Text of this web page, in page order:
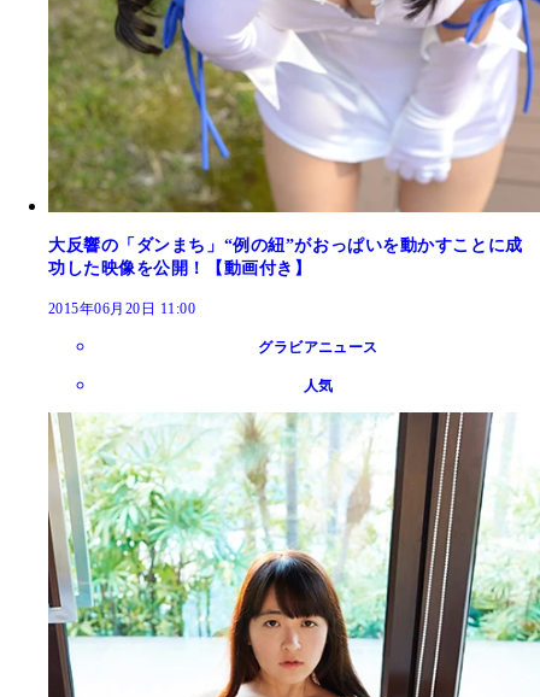
大反響の「ダンまち」“例の紐”がおっぱいを動かすことに成
功した映像を公開！【動画付き】
2015年06月20日 11:00
グラビアニュース
人気